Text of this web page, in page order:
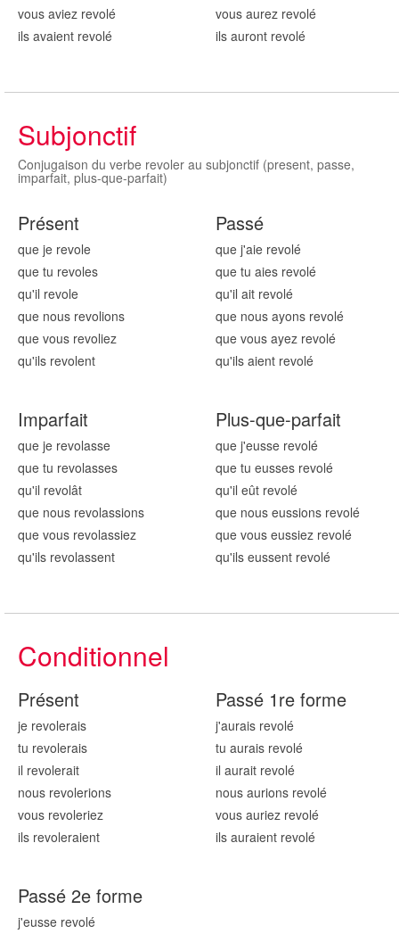
vous aviez revolé
ils avaient revolé
vous aurez revolé
ils auront revolé
Subjonctif
Conjugaison du verbe revoler au subjonctif (present, passe,
imparfait, plus-que-parfait)
Présent
que je revole
que tu revoles
qu'il revole
que nous revolions
que vous revoliez
qu'ils revolent
Passé
que j'aie revolé
que tu aies revolé
qu'il ait revolé
que nous ayons revolé
que vous ayez revolé
qu'ils aient revolé
Imparfait
que je revolasse
que tu revolasses
qu'il revolât
que nous revolassions
que vous revolassiez
qu'ils revolassent
Plus-que-parfait
que j'eusse revolé
que tu eusses revolé
qu'il eût revolé
que nous eussions revolé
que vous eussiez revolé
qu'ils eussent revolé
Conditionnel
Présent
je revolerais
tu revolerais
il revolerait
nous revolerions
vous revoleriez
ils revoleraient
Passé 1re forme
j'aurais revolé
tu aurais revolé
il aurait revolé
nous aurions revolé
vous auriez revolé
ils auraient revolé
Passé 2e forme
j'eusse revolé